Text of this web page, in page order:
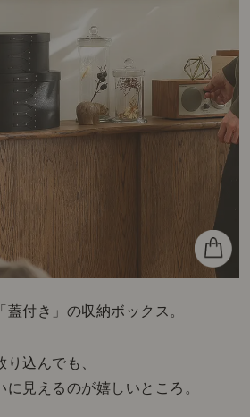
付き」の収納ボックス。
込んでも、
見えるのが嬉しいところ。